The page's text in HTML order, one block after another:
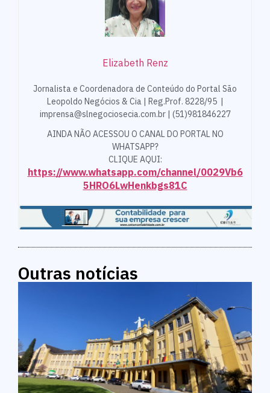
Elizabeth Renz
Jornalista e Coordenadora de Conteúdo do Portal São
Leopoldo Negócios & Cia | Reg.Prof. 8228/95 |
imprensa@slnegociosecia.com.br | (51)981846227
AINDA NÃO ACESSOU O CANAL DO PORTAL NO
WHATSAPP?
CLIQUE AQUI:
https://www.whatsapp.com/channel/0029Vb6
5HRO6LwHenkbgs81C
Outras notícias